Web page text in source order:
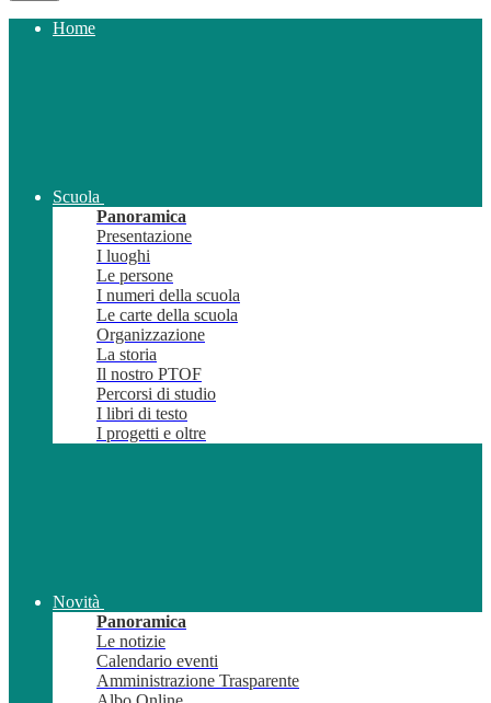
Home
Scuola
Panoramica
Presentazione
I luoghi
Le persone
I numeri della scuola
Le carte della scuola
Organizzazione
La storia
Il nostro PTOF
Percorsi di studio
I libri di testo
I progetti e oltre
Novità
Panoramica
Le notizie
Calendario eventi
Amministrazione Trasparente